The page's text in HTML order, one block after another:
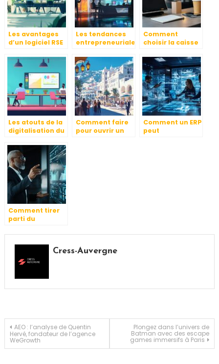
Les avantages
d’un logiciel RSE
la gestion
durable en
entreprise
Les tendances
entrepreneuriales
d’après le mag
meilleures-
entreprises.fr
Comment
choisir la caisse
tactile idéale
pour votre
entreprise ?
Les atouts de la
digitalisation du
Lyon : quelles
mesures de
cybersecurite
pour les
entreprises ?
Comment faire
pour ouvrir un
Comment un ERP
peut
Comment tirer
parti du
transition pour
les dirigeants
expérimentésCress-Auvergne
Navigation
de
AEO : l’analyse de Quentin
Hervé, fondateur de l’agence
WeGrowth
Plongez dans l’univers de
Batman avec des escape
games immersifs à Paris